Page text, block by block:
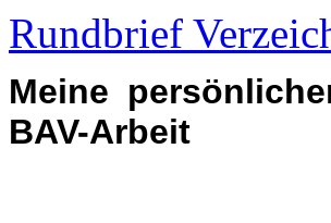
Rundbrief
Meine
BAV-Arbeit